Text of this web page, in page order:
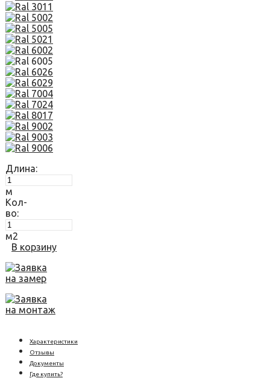
Длина:
м
Кол-
во:
м2
В корзину
Заявка
на замер
Заявка
на монтаж
Характеристики
Отзывы
Документы
Где купить?